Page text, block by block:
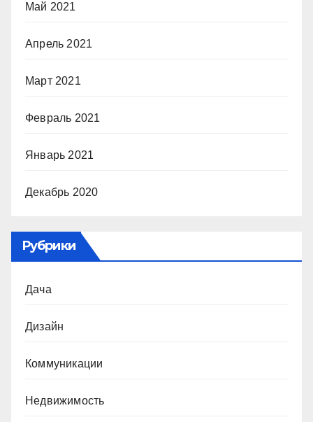
Май 2021
Апрель 2021
Март 2021
Февраль 2021
Январь 2021
Декабрь 2020
Рубрики
Дача
Дизайн
Коммуникации
Недвижимость